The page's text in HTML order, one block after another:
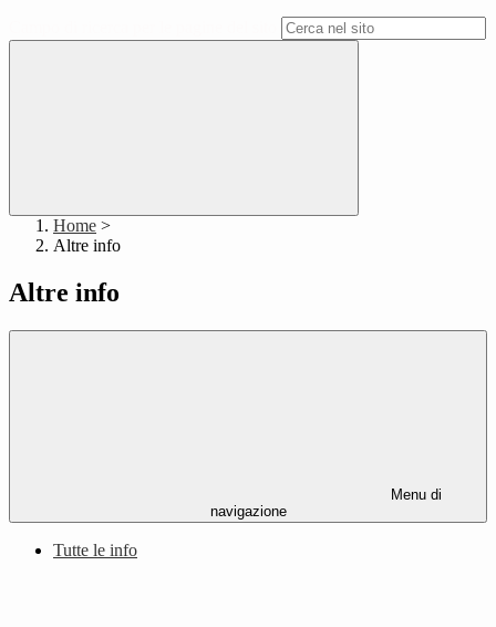
Home >
Altre info
Altre info
Menu di
navigazione
Tutte le info